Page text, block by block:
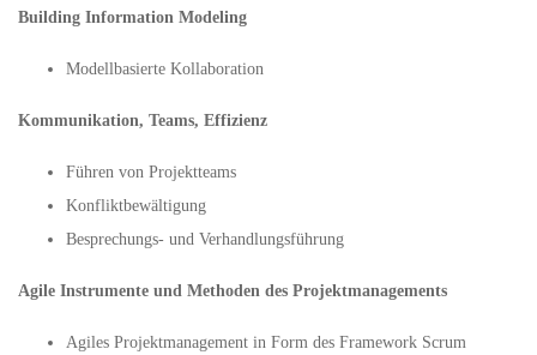
Building Information Modeling
Modellbasierte Kollaboration
Kommunikation, Teams, Effizienz
Führen von Projektteams
Konfliktbewältigung
Besprechungs- und Verhandlungsführung
Agile Instrumente und Methoden des Projektmanagements
Agiles Projektmanagement in Form des Framework Scrum